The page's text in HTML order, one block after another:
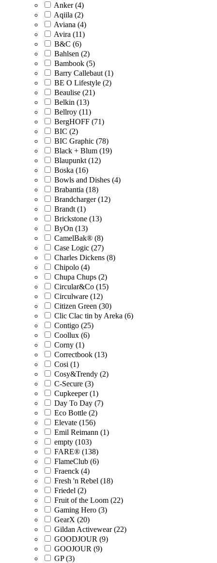
Anker (4)
Aqiila (2)
Aviana (4)
Avira (11)
B&C (6)
Bahlsen (2)
Bambook (5)
Barry Callebaut (1)
BE O Lifestyle (2)
Beaulise (21)
Belkin (13)
Bellroy (11)
BergHOFF (71)
BIC (2)
BIC Graphic (78)
Black + Blum (19)
Blaupunkt (12)
Boska (16)
Bowls and Dishes (4)
Brabantia (18)
Brandcharger (12)
Brandt (1)
Brickstone (13)
ByOn (13)
CamelBak® (8)
Case Logic (27)
Charles Dickens (8)
Chipolo (4)
Chupa Chups (2)
Circular&Co (15)
Circulware (12)
Citizen Green (30)
Clic Clac tin by Areka (6)
Contigo (25)
Coollux (6)
Corny (1)
Correctbook (13)
Cosi (1)
Cosy&Trendy (2)
C-Secure (3)
Cupkeeper (1)
Day To Day (7)
Eco Bottle (2)
Elevate (156)
Emil Reimann (1)
empty (103)
FARE® (138)
FlameClub (6)
Fraenck (4)
Fresh 'n Rebel (18)
Friedel (2)
Fruit of the Loom (22)
Gaming Hero (3)
GearX (20)
Gildan Activewear (22)
GOODJOUR (9)
GOOJOUR (9)
GP (3)